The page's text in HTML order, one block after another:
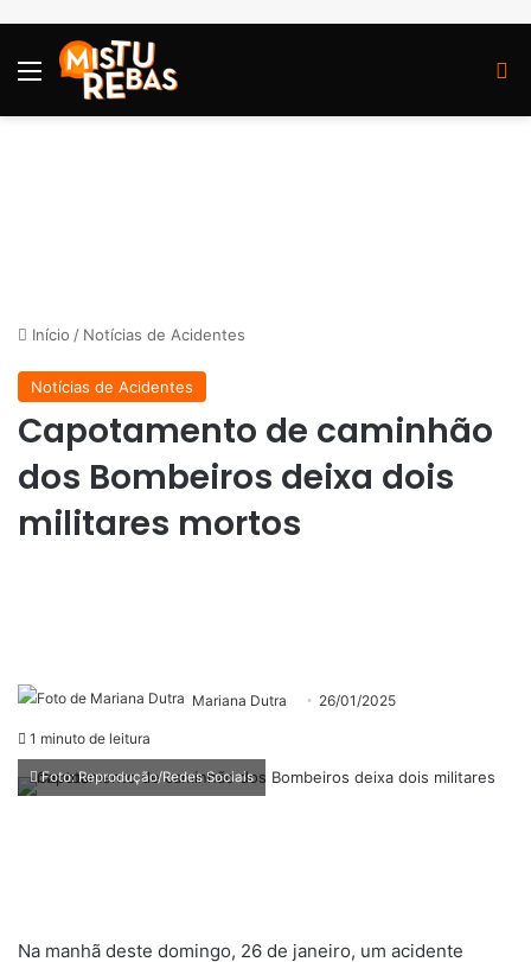
Menu
Início / Notícias de Acidentes
Notícias de Acidentes
Capotamento de caminhão
dos Bombeiros deixa dois
militares mortos
Mariana Dutra 26/01/2025
1 minuto de leitura
Foto: Reprodução/Redes Sociais
Na manhã deste domingo, 26 de janeiro, um acidente